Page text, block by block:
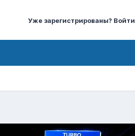
Уже зарегистрированы? Войти